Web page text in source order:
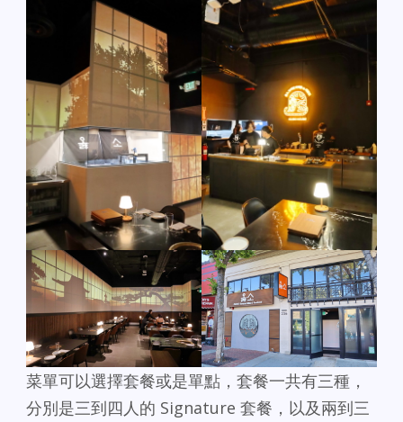
菜單可以選擇套餐或是單點，套餐一共有三種，
分別是三到四人的 Signature 套餐，以及兩到三